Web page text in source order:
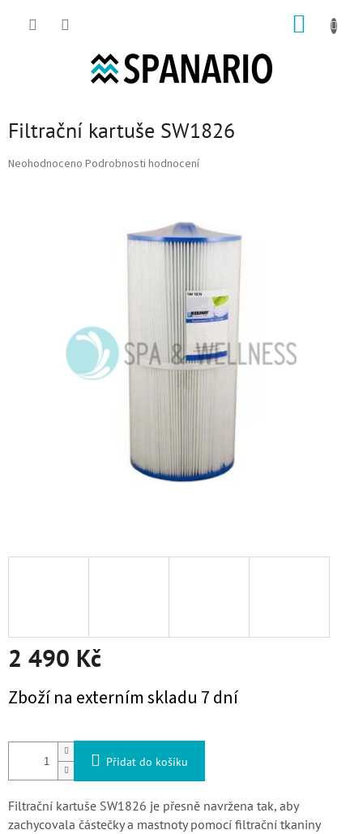
Filtrační kartuše SW1826
Průměrné hodnocení produktu je 0,0 z 5 hvězdiček.
Neohodnoceno Podrobnosti hodnocení
2 490 Kč
Zboží na externím skladu 7 dní
Přidat do košíku
Filtrační kartuše SW1826 je přesně navržena tak, aby
zachycovala částečky a mastnoty pomocí filtrační tkaniny